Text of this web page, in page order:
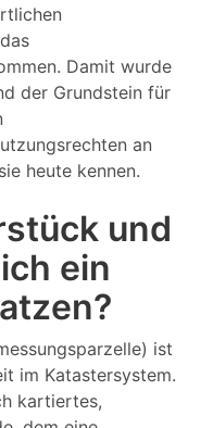
Damit wurde
der Grundstein für
an
heute kennen.
und
ein
ist
im Katastersystem.
kartiertes,